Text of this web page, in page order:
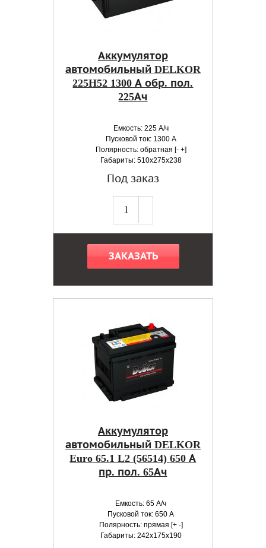
Аккумулятор
автомобильный DELKOR
225H52 1300 А обр. пол.
225Ач
Емкость: 225 А/ч
Пусковой ток: 1300 А
Полярность: обратная [- +]
Габариты: 510x275x238
Под заказ
ЗАКАЗАТЬ
Аккумулятор
автомобильный DELKOR
Euro 65.1 L2 (56514) 650 А
пр. пол. 65Ач
Емкость: 65 А/ч
Пусковой ток: 650 А
Полярность: прямая [+ -]
Габариты: 242x175x190